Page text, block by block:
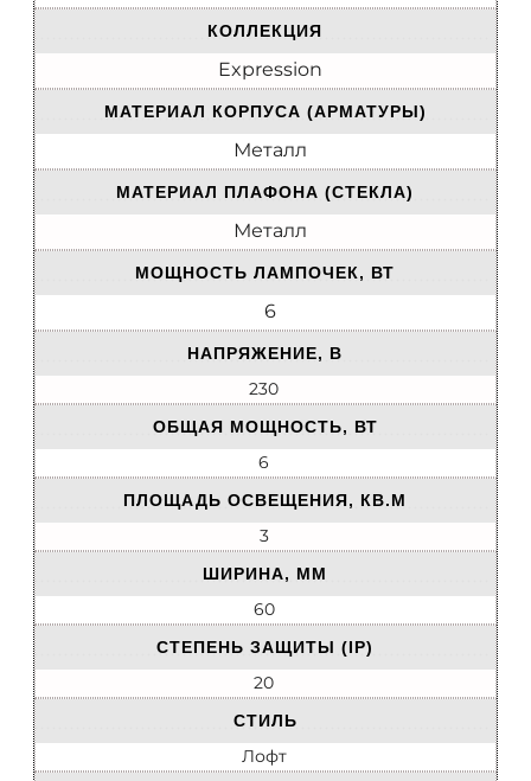
КОЛЛЕКЦИЯ
Expression
МАТЕРИАЛ КОРПУСА (АРМАТУРЫ)
Металл
МАТЕРИАЛ ПЛАФОНА (СТЕКЛА)
Металл
МОЩНОСТЬ ЛАМПОЧЕК, ВТ
6
НАПРЯЖЕНИЕ, В
230
ОБЩАЯ МОЩНОСТЬ, ВТ
6
ПЛОЩАДЬ ОСВЕЩЕНИЯ, КВ.М
3
ШИРИНА, ММ
60
СТЕПЕНЬ ЗАЩИТЫ (IP)
20
СТИЛЬ
Лофт